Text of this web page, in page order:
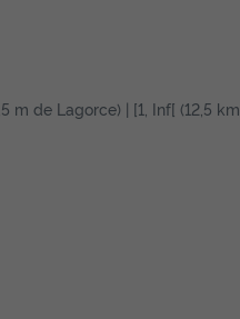
m de Lagorce) | [1, Inf[ (12,5 km